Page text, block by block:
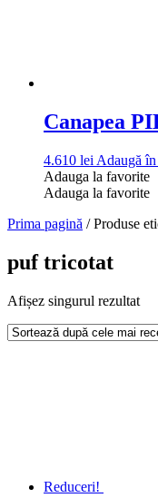
Canapea
4.610 lei Adaugă
Adauga la favorite
Adauga la favorite
Prima pagină / Produse
puf tricotat
Afișez singurul rezultat
Reduceri!